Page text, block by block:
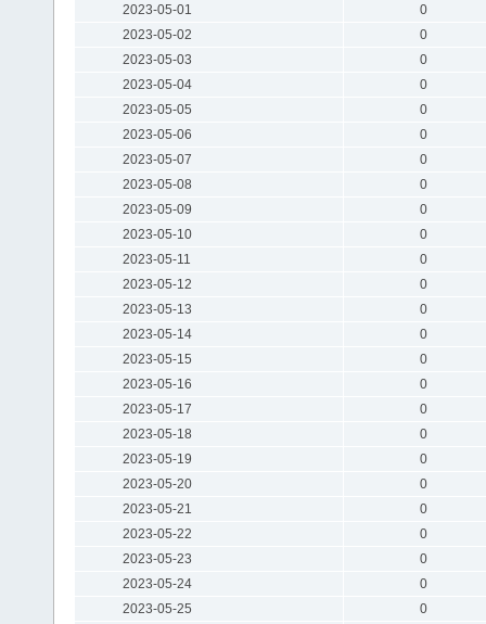
2023-05-01
0
2023-05-02
0
2023-05-03
0
2023-05-04
0
2023-05-05
0
2023-05-06
0
2023-05-07
0
2023-05-08
0
2023-05-09
0
2023-05-10
0
2023-05-11
0
2023-05-12
0
2023-05-13
0
2023-05-14
0
2023-05-15
0
2023-05-16
0
2023-05-17
0
2023-05-18
0
2023-05-19
0
2023-05-20
0
2023-05-21
0
2023-05-22
0
2023-05-23
0
2023-05-24
0
2023-05-25
0